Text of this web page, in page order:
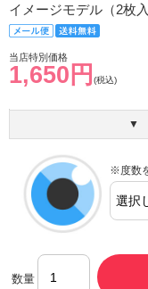
イメージモデル（2枚入
当店特別価格
1,650円 (税込)
▼
※度数
数量